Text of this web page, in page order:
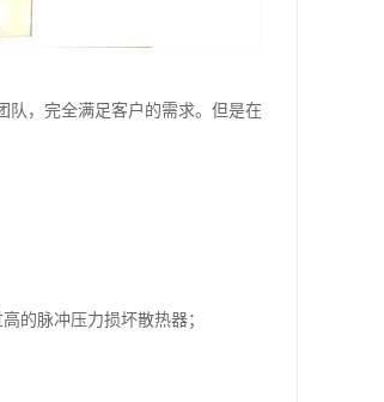
队，完全满足客户的需求。但是在
的脉冲压力损坏散热器；